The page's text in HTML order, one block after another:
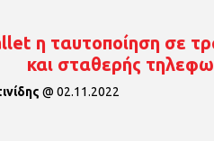
η ταυτοποίηση σε
και σταθερής
@ 02.11.2022